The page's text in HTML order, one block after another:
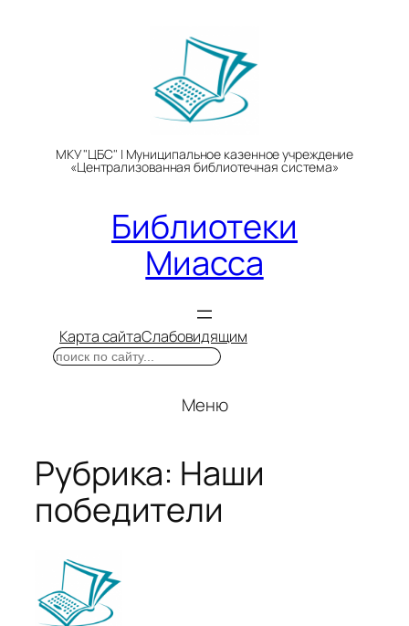
МКУ "ЦБС" | Муниципальное казенное учреждение
«Централизованная библиотечная система»
Библиотеки
Миасса
Карта сайтаСлабовидящим
Поиск
Меню
Рубрика: Наши
победители